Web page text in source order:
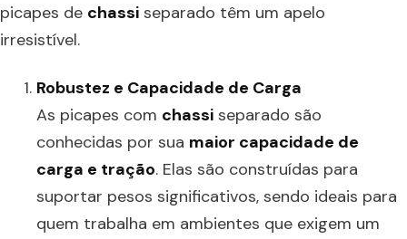
picapes de chassi separado têm um apelo
irresistível.
Robustez e Capacidade de Carga
As picapes com chassi separado são
conhecidas por sua maior capacidade de
carga e tração. Elas são construídas para
suportar pesos significativos, sendo ideais para
quem trabalha em ambientes que exigem um